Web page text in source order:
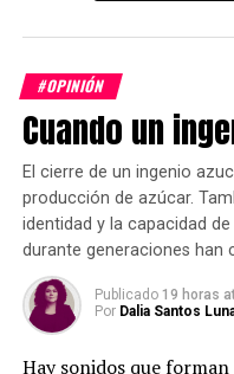
Paralelamente,
las inmediaciones del
distintas problemáticas
personas detenidas,
sujetas a
temporalmente dos
quedaron en libertad.
compleja, en la que
suplantaciones de
procesos diseñados
víctimas.
#OPINIÓN
Cuando un
El cierre de un ingenio
producción de azúcar.
identidad y la capacidad
durante generaciones han
Publicado 19 horas
Por Dalia Santos
Hay sonidos que